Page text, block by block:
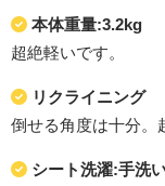
本体重量:3.2kg
超絶軽いです。
リクライニング
倒せる角度は十分。
シート洗濯:手洗